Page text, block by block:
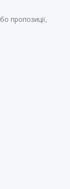
пропозиції,